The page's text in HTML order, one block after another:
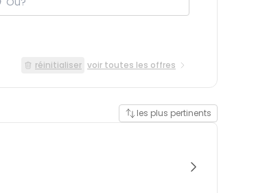
réinitialiser voir toutes les offres
les plus pertinents